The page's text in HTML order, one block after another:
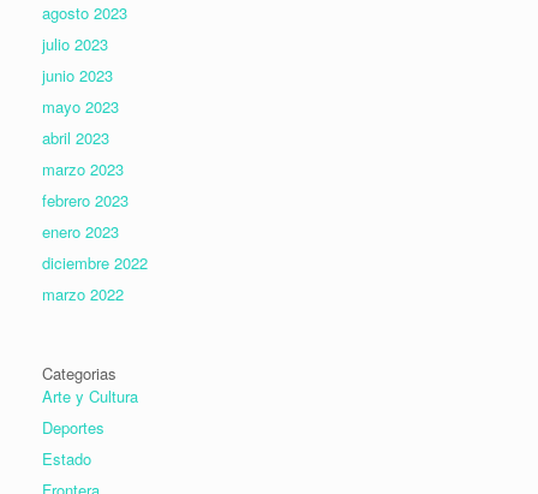
agosto 2023
julio 2023
junio 2023
mayo 2023
abril 2023
marzo 2023
febrero 2023
enero 2023
diciembre 2022
marzo 2022
Categorias
Arte y Cultura
Deportes
Estado